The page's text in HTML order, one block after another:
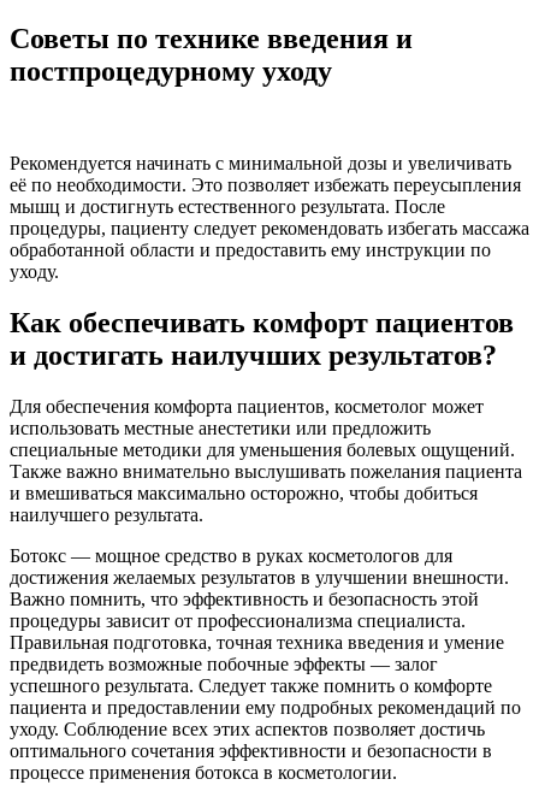
Советы по технике введения и
постпроцедурному уходу
Рекомендуется начинать с минимальной дозы и увеличивать
её по необходимости. Это позволяет избежать переусыпления
мышц и достигнуть естественного результата. После
процедуры, пациенту следует рекомендовать избегать массажа
обработанной области и предоставить ему инструкции по
уходу.
Как обеспечивать комфорт пациентов
и достигать наилучших результатов?
Для обеспечения комфорта пациентов, косметолог может
использовать местные анестетики или предложить
специальные методики для уменьшения болевых ощущений.
Также важно внимательно выслушивать пожелания пациента
и вмешиваться максимально осторожно, чтобы добиться
наилучшего результата.
Ботокс — мощное средство в руках косметологов для
достижения желаемых результатов в улучшении внешности.
Важно помнить, что эффективность и безопасность этой
процедуры зависит от профессионализма специалиста.
Правильная подготовка, точная техника введения и умение
предвидеть возможные побочные эффекты — залог
успешного результата. Следует также помнить о комфорте
пациента и предоставлении ему подробных рекомендаций по
уходу. Соблюдение всех этих аспектов позволяет достичь
оптимального сочетания эффективности и безопасности в
процессе применения ботокса в косметологии.